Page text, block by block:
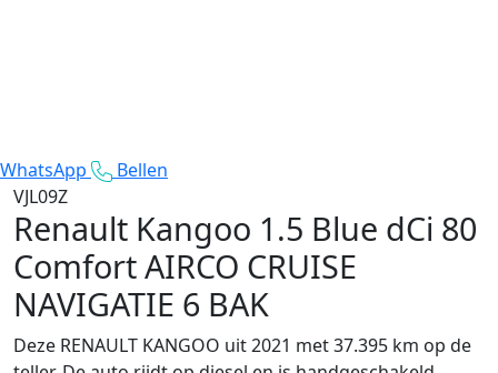
WhatsApp
Bellen
VJL09Z
Renault Kangoo 1.5 Blue dCi 80
Comfort AIRCO CRUISE
NAVIGATIE 6 BAK
Deze RENAULT KANGOO uit 2021 met 37.395 km op de